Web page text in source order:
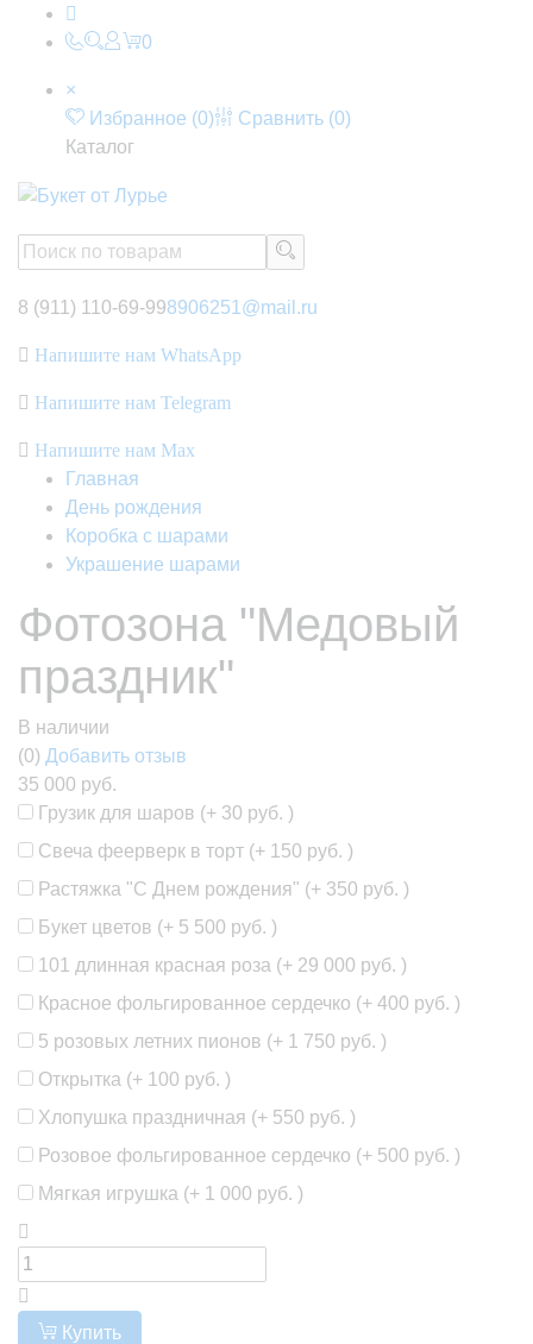
0
×
Избранное (0) Сравнить (0)
Каталог
8 (911) 110-69-998906251@mail.ru
Напишите нам WhatsApp
Напишите нам Telegram
Напишите нам Max
Главная
День рождения
Коробка с шарами
Украшение шарами
Фотозона "Медовый
праздник"
В наличии
(0) Добавить отзыв
35 000 руб.
Грузик для шаров (+ 30 руб. )
Свеча феерверк в торт (+ 150 руб. )
Растяжка "С Днем рождения" (+ 350 руб. )
Букет цветов (+ 5 500 руб. )
101 длинная красная роза (+ 29 000 руб. )
Красное фольгированное сердечко (+ 400 руб. )
5 розовых летних пионов (+ 1 750 руб. )
Открытка (+ 100 руб. )
Хлопушка праздничная (+ 550 руб. )
Розовое фольгированное сердечко (+ 500 руб. )
Мягкая игрушка (+ 1 000 руб. )
Купить